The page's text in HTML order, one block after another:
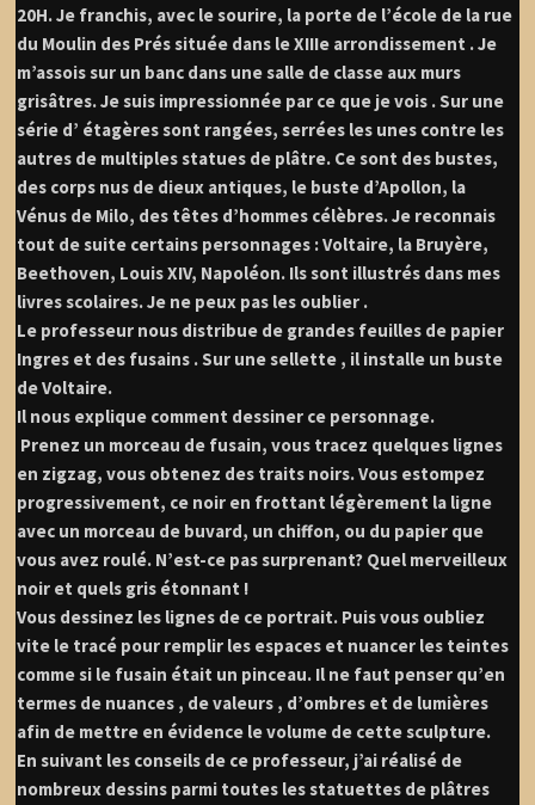
20H. Je franchis, avec le sourire, la porte de l’école de la rue
du Moulin des Prés située dans le XIIIe arrondissement . Je
m’assois sur un banc dans une salle de classe aux murs
grisâtres. Je suis impressionnée par ce que je vois . Sur une
série d’ étagères sont rangées, serrées les unes contre les
autres de multiples statues de plâtre. Ce sont des bustes,
des corps nus de dieux antiques, le buste d’Apollon, la
Vénus de Milo, des têtes d’hommes célèbres. Je reconnais
tout de suite certains personnages : Voltaire, la Bruyère,
Beethoven, Louis XIV, Napoléon. Ils sont illustrés dans mes
livres scolaires. Je ne peux pas les oublier .
Le professeur nous distribue de grandes feuilles de papier
Ingres et des fusains . Sur une sellette , il installe un buste
de Voltaire.
Il nous explique comment dessiner ce personnage.
Prenez un morceau de fusain, vous tracez quelques lignes
en zigzag, vous obtenez des traits noirs. Vous estompez
progressivement, ce noir en frottant légèrement la ligne
avec un morceau de buvard, un chiffon, ou du papier que
vous avez roulé. N’est-ce pas surprenant? Quel merveilleux
noir et quels gris étonnant !
Vous dessinez les lignes de ce portrait. Puis vous oubliez
vite le tracé pour remplir les espaces et nuancer les teintes
comme si le fusain était un pinceau. Il ne faut penser qu’en
termes de nuances , de valeurs , d’ombres et de lumières
afin de mettre en évidence le volume de cette sculpture.
En suivant les conseils de ce professeur, j’ai réalisé de
nombreux dessins parmi toutes les statuettes de plâtres